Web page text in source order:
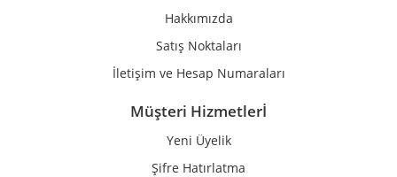
Gönder
Hakkımızda
Satış Noktaları
İletişim ve Hesap Numaraları
Müşteri Hizmetlerİ
Yeni Üyelik
Şifre Hatırlatma